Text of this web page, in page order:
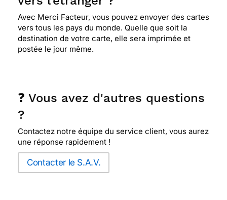
que je recherche
⭐⭐⭐⭐
Le 17/01/2018 : Motivante, valorisante,
gaie bref... tout pour éviter la tristesse d'un
⭐⭐⭐⭐⭐ Le 09/01/2018 : Intelligente, originale et
⭐⭐⭐⭐
Le 25/11/2017 : Comme c'est pour un
enfant de 12 ans elle sort de l'ordinaire
Avec Merci Facteur, vous pouvez envoyer des cartes
vers tous les pays du monde. Quelle que soit la
destination de votre carte, elle sera imprimée et
postée le jour même.
❓ Vous avez d'autres questions
?
Contactez notre équipe du service client, vous aurez
une réponse rapidement !
Contacter le S.A.V.